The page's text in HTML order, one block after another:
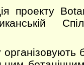
проекту
організовують